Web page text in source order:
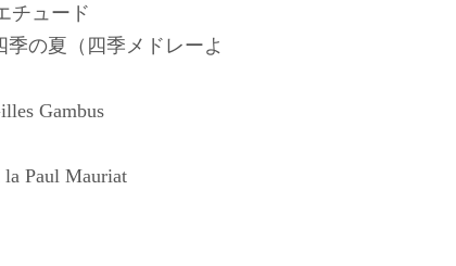
チュード
季の夏（四季メドレーよ
Gambus
Paul Mauriat